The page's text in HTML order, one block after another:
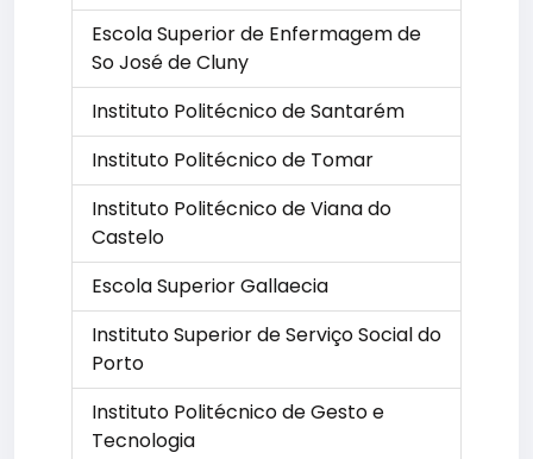
Escola Superior de Enfermagem de
So José de Cluny
Instituto Politécnico de Santarém
Instituto Politécnico de Tomar
Instituto Politécnico de Viana do
Castelo
Escola Superior Gallaecia
Instituto Superior de Serviço Social do
Porto
Instituto Politécnico de Gesto e
Tecnologia